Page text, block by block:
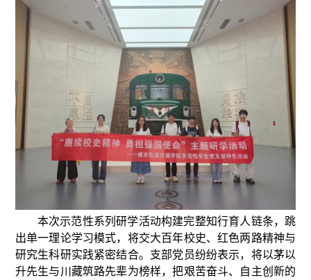
本次示范性系列研学活动构建完整知行育人链条，跳
出单一理论学习模式，将交大百年校史、红色两路精神与
研究生科研实践紧密结合。支部党员纷纷表示，将以茅以
升先生与川藏筑路先辈为榜样，把艰苦奋斗、自主创新的